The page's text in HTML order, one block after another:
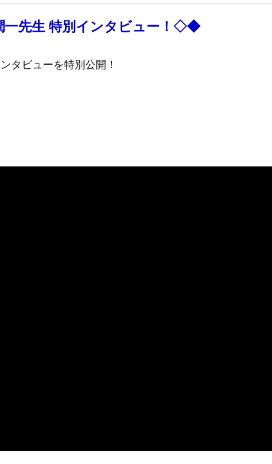
先生 特別インタビュー！◇◆
タビューを特別公開！